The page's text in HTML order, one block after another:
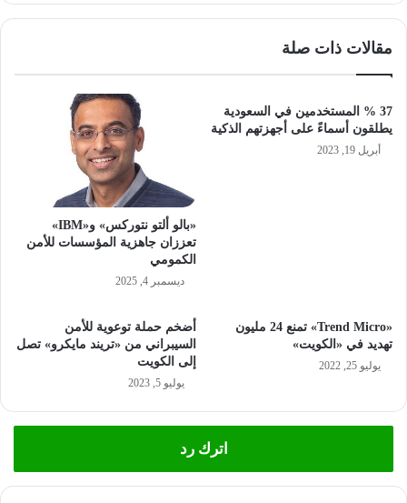
مقالات ذات صلة
37 % المستخدمين في السعودية
يطلقون أسماءً على أجهزتهم الذكية
أبريل 19, 2023
«بالو ألتو نتوركس» و«IBM»
تعززان جاهزية المؤسسات للأمن
الكمومي
ديسمبر 4, 2025
«Trend Micro» تمنع 24 مليون
تهديد في «الكويت»
يوليو 25, 2022
أضخم حملة توعوية للأمن
السيبراني من «تريند مايكرو» تصل
إلى الكويت
يوليو 5, 2023
اترك رد